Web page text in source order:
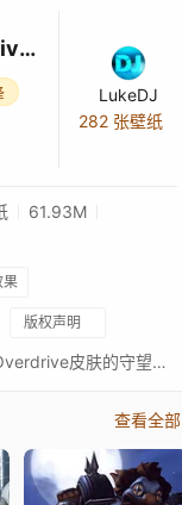
LukeDJ
282 张壁纸
61.93M
果
版权声明
一段装备了Volted Overdrive皮肤的守望先锋士兵76的循环视频
查看全部